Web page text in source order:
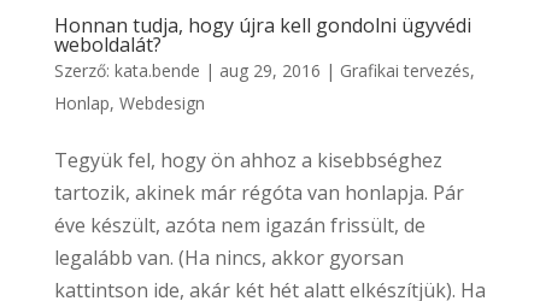
Honnan tudja, hogy újra kell gondolni ügyvédi
weboldalát?
Szerző: kata.bende | aug 29, 2016 | Grafikai tervezés,
Honlap, Webdesign
Tegyük fel, hogy ön ahhoz a kisebbséghez
tartozik, akinek már régóta van honlapja. Pár
éve készült, azóta nem igazán frissült, de
legalább van. (Ha nincs, akkor gyorsan
kattintson ide, akár két hét alatt elkészítjük). Ha